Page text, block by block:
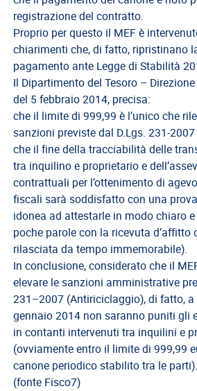
Tirocinanti
Modulistica
Normativa
COMMISSIONE
DI
CERTIFICAZIONE
EVENTI
AREA
RISERVATA
registrazione del contratto.
Proprio per questo il MEF è
chiarimenti che, di fatto, ripristinano
pagamento ante Legge di Stabilità
Il Dipartimento del Tesoro –
del 5 febbraio 2014, precisa:
che il limite di 999,99 è l’unico che
sanzioni previste dal D.Lgs. 231-
che il fine della tracciabilità delle
tra inquilino e proprietario e
contrattuali per l’ottenimento di
fiscali sarà soddisfatto con una
idonea ad attestarle in modo chiaro
poche parole con la ricevuta d’affitto
rilasciata da tempo immemorabile).
In conclusione, considerato che il
elevare le sanzioni amministrative
231–2007 (Antiriciclaggio), di fatto, a
gennaio 2014 non saranno puniti gli
in contanti intervenuti tra inquilini e
(ovviamente entro il limite di 999,99
canone periodico stabilito tra le parti).
(fonte Fisco7)